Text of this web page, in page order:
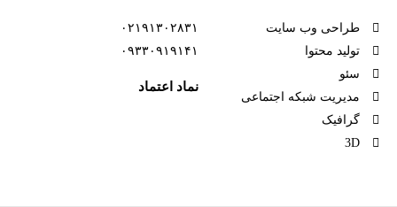
طراحی وب سایت
تولید محتوا
سئو
مدیریت شبکه اجتماعی
گرافیک
3D
۰۲۱۹۱۳۰۲۸۳۱
۰۹۳۳۰۹۱۹۱۴۱
نماد اعتماد